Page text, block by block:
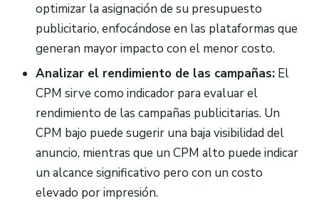
optimizar la asignación de su presupuesto
publicitario, enfocándose en las plataformas que
generan mayor impacto con el menor costo.
Analizar el rendimiento de las campañas:El
CPM sirve como indicador para evaluar el
rendimiento de las campañas publicitarias. Un
CPM bajo puede sugerir una baja visibilidad del
anuncio, mientras que un CPM alto puede indicar
un alcance significativo pero con un costo
elevado por impresión.